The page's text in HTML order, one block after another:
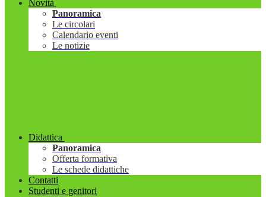
Novità
Panoramica
Le circolari
Calendario eventi
Le notizie
Didattica
Panoramica
Offerta formativa
Le schede didattiche
Contatti
Studenti e genitori